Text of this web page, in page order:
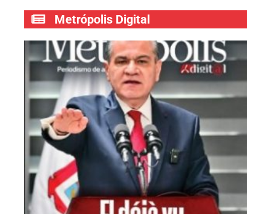
Metrópolis Digital